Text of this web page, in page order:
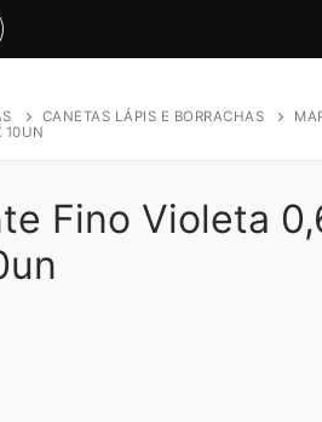
CANETAS LÁPIS E BORRACHAS
10UN
Fino Violeta